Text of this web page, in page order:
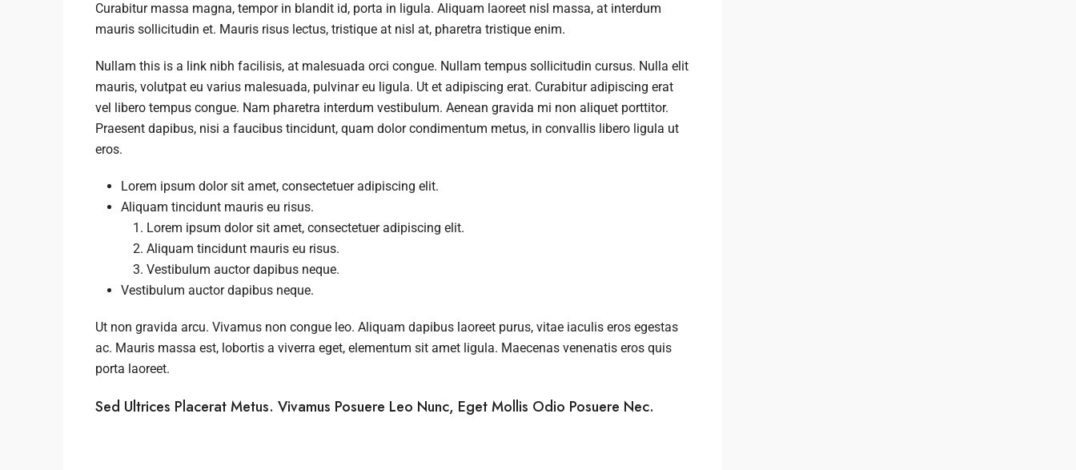
Curabitur massa magna, tempor in blandit id, porta in ligula. Aliquam laoreet nisl massa, at interdum
mauris sollicitudin et. Mauris risus lectus, tristique at nisl at, pharetra tristique enim.
Nullam this is a link nibh facilisis, at malesuada orci congue. Nullam tempus sollicitudin cursus. Nulla elit
mauris, volutpat eu varius malesuada, pulvinar eu ligula. Ut et adipiscing erat. Curabitur adipiscing erat
vel libero tempus congue. Nam pharetra interdum vestibulum. Aenean gravida mi non aliquet porttitor.
Praesent dapibus, nisi a faucibus tincidunt, quam dolor condimentum metus, in convallis libero ligula ut
eros.
Lorem ipsum dolor sit amet, consectetuer adipiscing elit.
Aliquam tincidunt mauris eu risus.
Lorem ipsum dolor sit amet, consectetuer adipiscing elit.
Aliquam tincidunt mauris eu risus.
Vestibulum auctor dapibus neque.
Vestibulum auctor dapibus neque.
Ut non gravida arcu. Vivamus non congue leo. Aliquam dapibus laoreet purus, vitae iaculis eros egestas
ac. Mauris massa est, lobortis a viverra eget, elementum sit amet ligula. Maecenas venenatis eros quis
porta laoreet.
Sed Ultrices Placerat Metus. Vivamus Posuere Leo Nunc, Eget Mollis Odio Posuere Nec.